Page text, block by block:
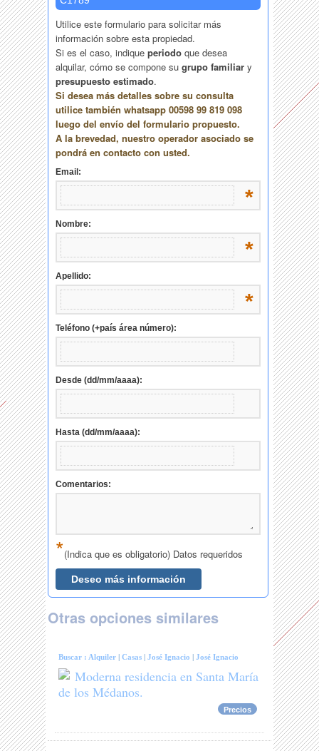
Otras opciones similares
Buscar : Alquiler |Casas |José Ignacio |José Ignacio
Moderna residencia en Santa María
de los Médanos.
Precios